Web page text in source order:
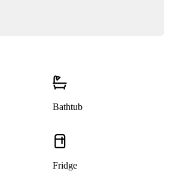
Bathtub
Fridge